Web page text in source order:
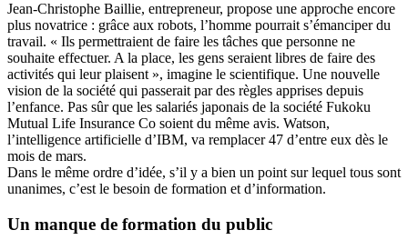
Jean-Christophe Baillie, entrepreneur, propose une approche encore
plus novatrice : grâce aux robots, l’homme pourrait s’émanciper du
travail. « Ils permettraient de faire les tâches que personne ne
souhaite effectuer. A la place, les gens seraient libres de faire des
activités qui leur plaisent », imagine le scientifique. Une nouvelle
vision de la société qui passerait par des règles apprises depuis
l’enfance. Pas sûr que les salariés japonais de la société Fukoku
Mutual Life Insurance Co soient du même avis. Watson,
l’intelligence artificielle d’IBM, va remplacer 47 d’entre eux dès le
mois de mars.
Dans le même ordre d’idée, s’il y a bien un point sur lequel tous sont
unanimes, c’est le besoin de formation et d’information.
Un manque de formation du public